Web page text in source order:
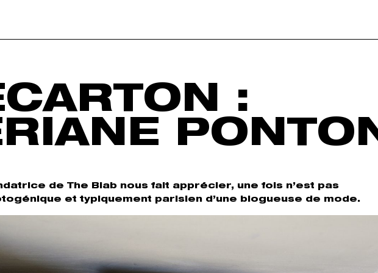
:
de The Blab nous fait apprécier, une fois n’est pas
et typiquement parisien d’une blogueuse de mode.